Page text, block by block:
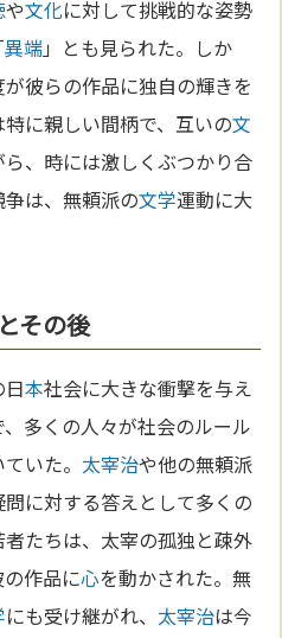
や文化に対して挑戦的な姿勢
異端」とも見られた。しか
彼らの作品に独自の輝きを
に親しい間柄で、互いの文
、時には激しくぶつかり合
は、無頼派の文学運動に大
その後
日本社会に大きな衝撃を与え
多くの人々が社会のルール
いた。 太宰治や他の無頼派
に対する答えとして多くの
たちは、太宰の孤独と疎外
作品に心を動かされた。無
にも受け継がれ、 太宰治は今